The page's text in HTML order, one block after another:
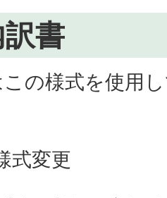
訳書
の様式を使用
式変更